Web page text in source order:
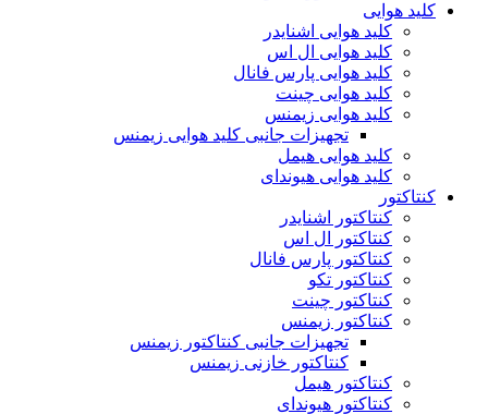
کلید هوایی
کلید هوایی اشنایدر
کلید هوایی ال اس
کلید هوایی پارس فانال
کلید هوایی چینت
کلید هوایی زیمنس
تجهیزات جانبی کلید هوایی زیمنس
کلید هوایی هیمل
کلید هوایی هیوندای
کنتاکتور
کنتاکتور اشنایدر
کنتاکتور ال اس
کنتاکتور پارس فانال
کنتاکتور تکو
کنتاکتور چینت
کنتاکتور زیمنس
تجهیزات جانبی کنتاکتور زیمنس
کنتاکتور خازنی زیمنس
کنتاکتور هیمل
کنتاکتور هیوندای